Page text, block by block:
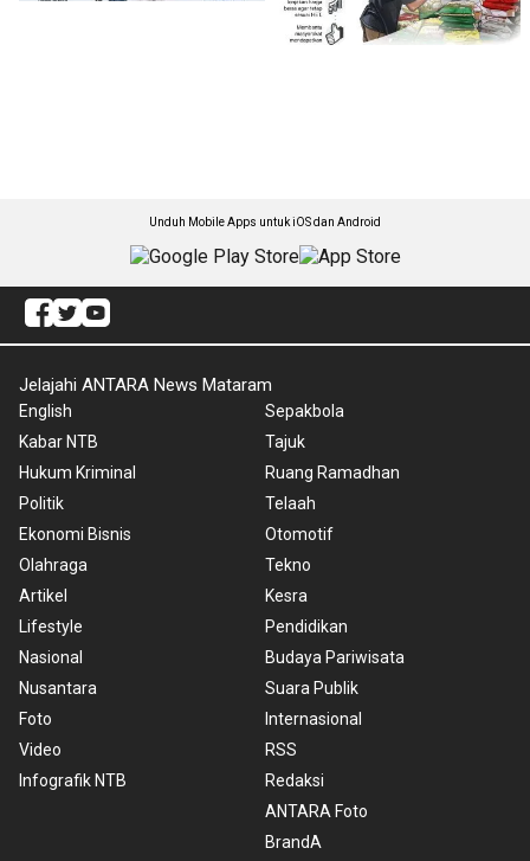
Unduh Mobile Apps untuk iOS dan Android
Jelajahi ANTARA News Mataram
English
Kabar NTB
Hukum Kriminal
Politik
Ekonomi Bisnis
Olahraga
Artikel
Lifestyle
Nasional
Nusantara
Foto
Video
Infografik NTB
Sepakbola
Tajuk
Ruang Ramadhan
Telaah
Otomotif
Tekno
Kesra
Pendidikan
Budaya Pariwisata
Suara Publik
Internasional
RSS
Redaksi
ANTARA Foto
BrandA